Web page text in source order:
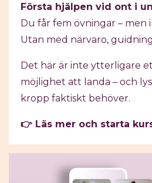
Första hjälpen vid ont i
Du får fem övningar – men
Utan med närvaro,
Det här är inte ytterligare
möjlighet att landa – och
kropp faktiskt behöver.
👉 Läs mer och starta